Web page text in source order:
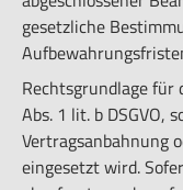
gesetzliche
Rechtsgrundlage für
Abs. 1 lit. b DSGVO,
Vertragsanbahnung
eingesetzt wird.